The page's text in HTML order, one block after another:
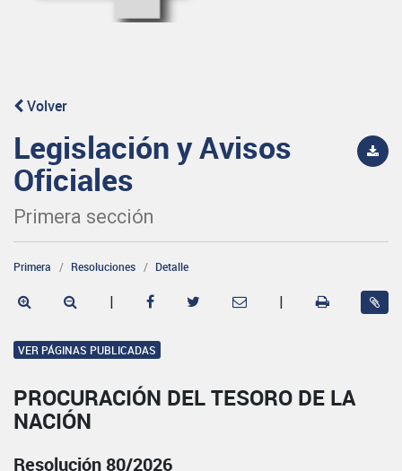
Volver
Legislación y Avisos
Oficiales
Primera sección
Primera Resoluciones Detalle
| |
VER PÁGINAS PUBLICADAS
PROCURACIÓN DEL TESORO DE LA
NACIÓN
Resolución 80/2026